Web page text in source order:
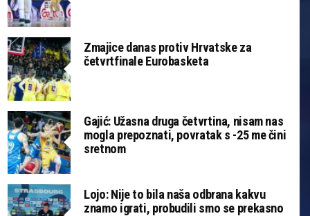
Zmajice danas protiv Hrvatske za
četvrtfinale Eurobasketa
Gajić: Užasna druga četvrtina, nisam nas
mogla prepoznati, povratak s -25 me čini
sretnom
Lojo: Nije to bila naša odbrana kakvu
znamo igrati, probudili smo se prekasno